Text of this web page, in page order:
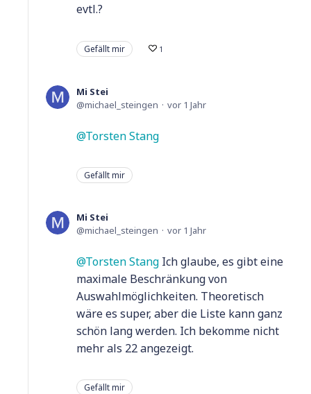
evtl.?
Gefällt mir 1
Mi Stei
michael_steingen
vor 1 Jahr
Torsten Stang
Gefällt mir
Mi Stei
michael_steingen
vor 1 Jahr
Torsten Stang Ich glaube, es gibt eine
maximale Beschränkung von
Auswahlmöglichkeiten. Theoretisch
wäre es super, aber die Liste kann ganz
schön lang werden. Ich bekomme nicht
mehr als 22 angezeigt.
Gefällt mir